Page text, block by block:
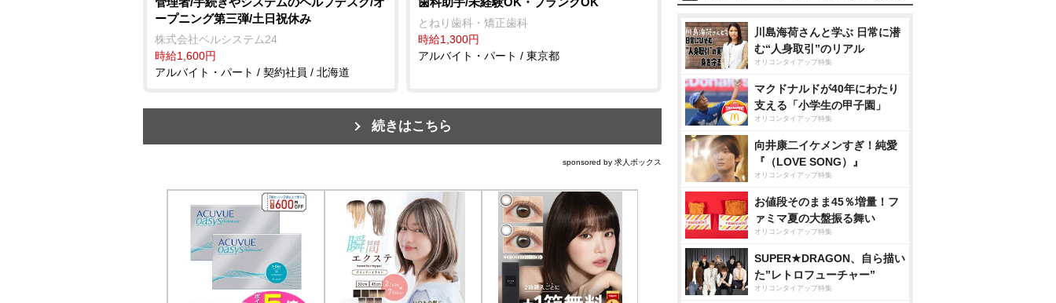
ープニング第三弾/土日祝休み
株式会社ベルシステム24
時給1,600円
アルバイト・パート / 契約社員 / 北海道
とねり歯科・矯正歯科
時給1,300円
アルバイト・パート / 東京都
続きはこちら
sponsored by 求人ボックス
川島海荷さんと学ぶ 日常に潜
む“人身取引”のリアル
オリコンタイアップ特集
マクドナルドが40年にわたり
支える「小学生の甲子園」
オリコンタイアップ特集
向井康二イケメンすぎ！純愛
『（LOVE SONG）』
オリコンタイアップ特集
お値段そのまま45％増量！フ
ァミマ夏の大盤振る舞い
オリコンタイアップ特集
SUPER★DRAGON、自ら描い
た”レトロフューチャー”
オリコンタイアップ特集